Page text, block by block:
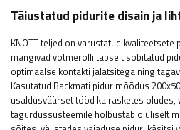
Täiustatud pidurite disain ja
KNOTT teljed on varustatud
mängivad võtmerolli täpselt sobitatud
optimaalse kontakti jalatsitega ning
Kasutatud Backmati pidur mõõdus
usaldusväärset tööd ka rasketes oludes,
tagurdussüsteemile hõlbustab oluliselt